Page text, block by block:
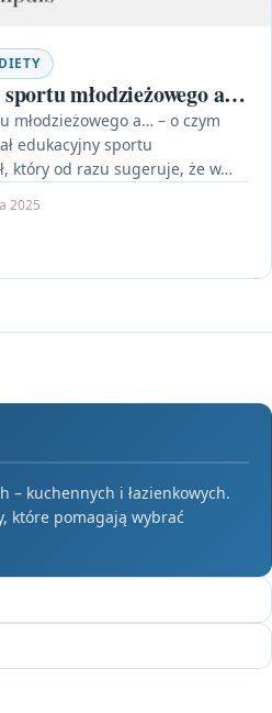
młodzieżowego a…
młodzieżowego a… – o czym
edukacyjny sportu
który od razu sugeruje, że w…
2025
– kuchennych i łazienkowych.
które pomagają wybrać